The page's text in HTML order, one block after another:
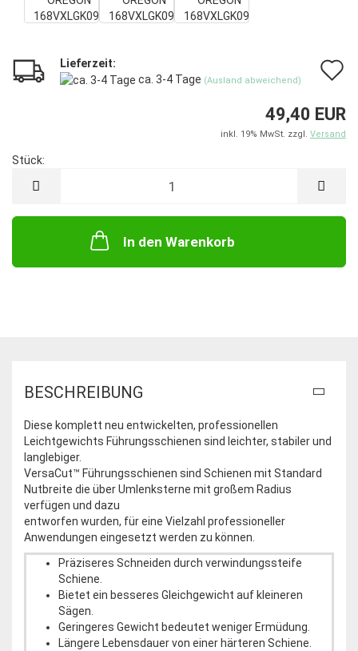
Lieferzeit:
ca. 3-4 Tage (Ausland abweichend)
49,40 EUR
inkl. 19% MwSt. zzgl. Versand
Stück:
In den Warenkorb
BESCHREIBUNG
Diese komplett neu entwickelten, professionellen
Leichtgewichts Führungsschienen sind leichter, stabiler und
langlebiger.
VersaCut™ Führungsschienen sind Schienen mit Standard
Nutbreite die über Umlenksterne mit großem Radius
verfügen und dazu
entworfen wurden, für eine Vielzahl professioneller
Anwendungen eingesetzt werden zu können.
Präziseres Schneiden durch verwindungssteife
Schiene.
Bietet ein besseres Gleichgewicht auf kleineren
Sägen.
Geringeres Gewicht bedeutet weniger Ermüdung.
Längere Lebensdauer von einer härteren Schiene.